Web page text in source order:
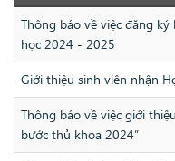
Thông báo về việc đăng
học 2024 - 2025
Giới thiệu sinh viên nhận
Thông báo về việc giới
bước thủ khoa 2024”